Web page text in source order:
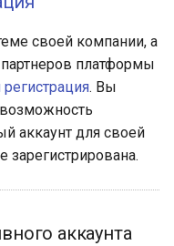
своей компании, а
платформы
. Вы
аккаунт для своей
аккаунта